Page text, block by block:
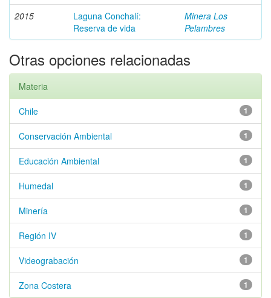
2015
Laguna Conchalí:
Reserva de vida
Minera Los
Pelambres
Otras opciones relacionadas
Materia
1
Chile
1
Conservación Ambiental
1
Educación Ambiental
1
Humedal
1
Minería
1
Región IV
1
Videograbación
1
Zona Costera